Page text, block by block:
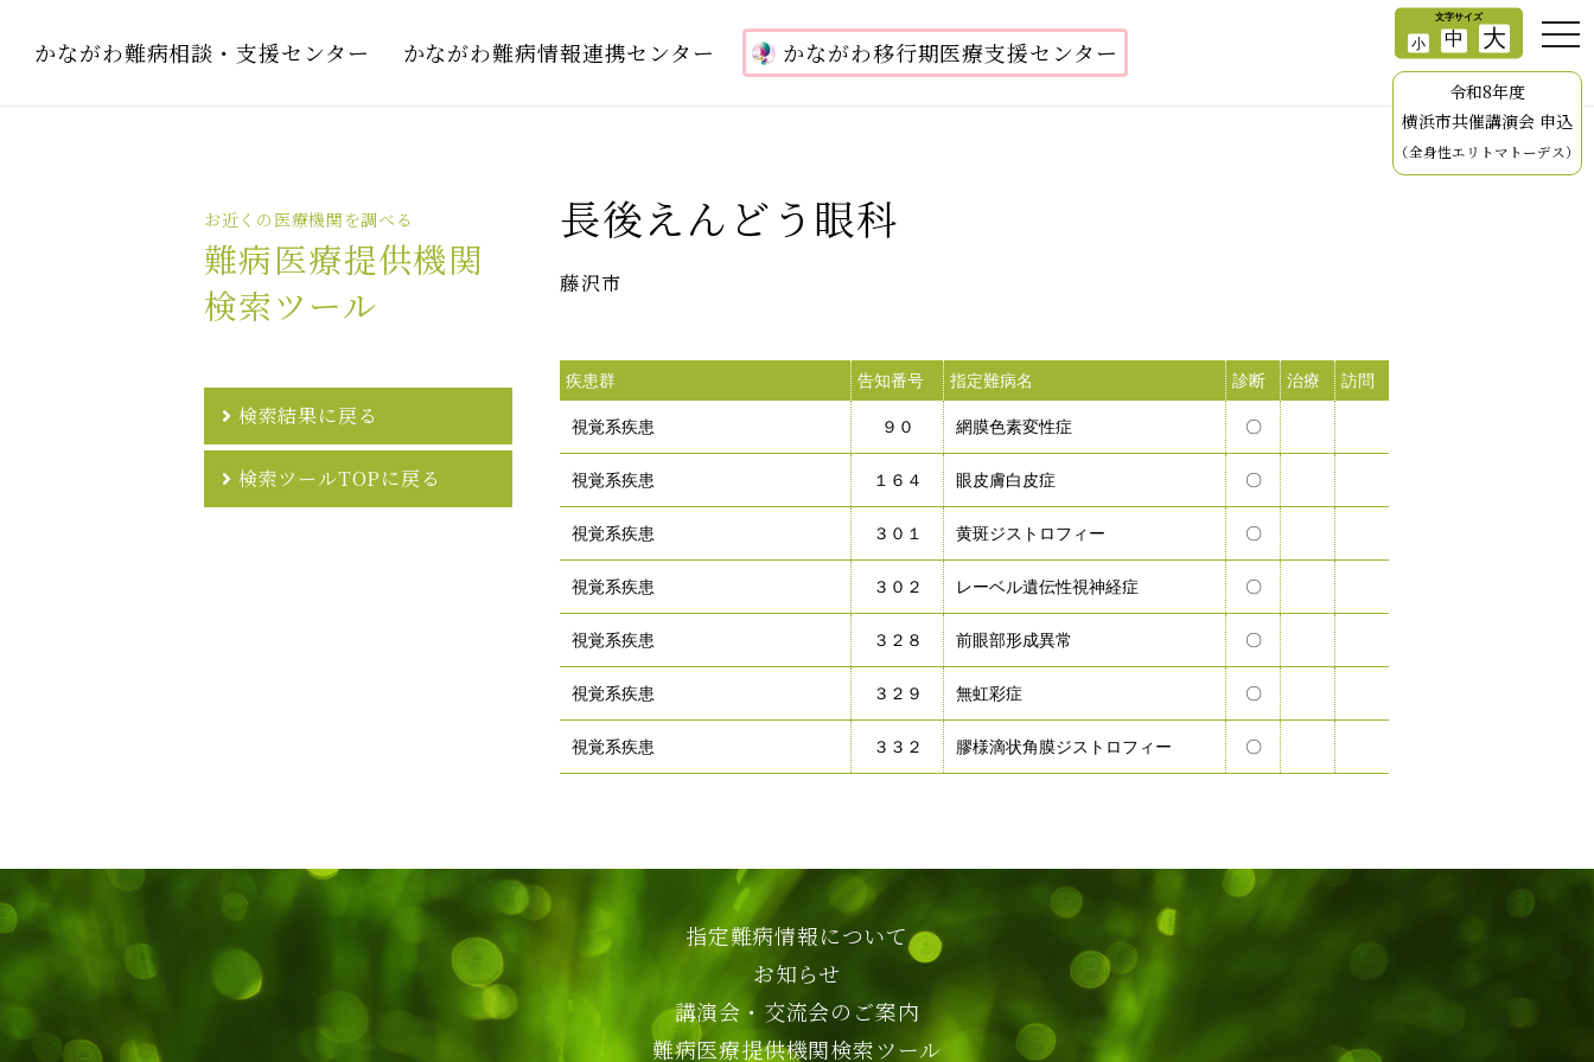
かながわ難病相談・支援センター かながわ難病情報連携センター かながわ移行期医療支援センター
令和8年度
横浜市共催講演会 申込
（全身性エリトマトーデス）
長後えんどう眼科
藤沢市
疾患群 告知番号 指定難病名 診断 治療 訪問
視覚系疾患 ９０ 網膜色素変性症 〇
視覚系疾患 １６４ 眼皮膚白皮症 〇
視覚系疾患 ３０１ 黄斑ジストロフィー 〇
視覚系疾患 ３０２ レーベル遺伝性視神経症 〇
視覚系疾患 ３２８ 前眼部形成異常 〇
視覚系疾患 ３２９ 無虹彩症 〇
視覚系疾患 ３３２ 膠様滴状角膜ジストロフィー 〇
お近くの医療機関を調べる
難病医療提供機関
検索ツール
検索結果に戻る
検索ツールTOPに戻る
指定難病情報について
お知らせ
講演会・交流会のご案内
難病医療提供機関検索ツール